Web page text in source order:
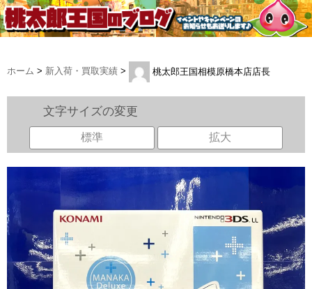
ホーム > 新入荷・買取実績 > 桃太郎王国相模原橋本店店長
文字サイズの変更
標準 拡大